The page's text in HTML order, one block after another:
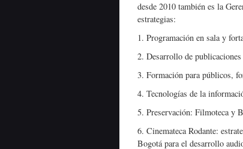
desde 2010 también es la
estrategias:
1. Programación en sala y
2. Desarrollo de
3. Formación para públicos,
4. Tecnologías de la
5. Preservación: Filmoteca y
6. Cinemateca Rodante:
Bogotá para el desarrollo